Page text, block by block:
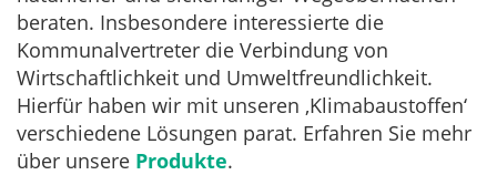
beraten. Insbesondere interessierte die
Kommunalvertreter die Verbindung von
Wirtschaftlichkeit und Umweltfreundlichkeit.
Hierfür haben wir mit unseren ‚Klimabaustoffen‘
verschiedene Lösungen parat. Erfahren Sie mehr
über unsere Produkte.